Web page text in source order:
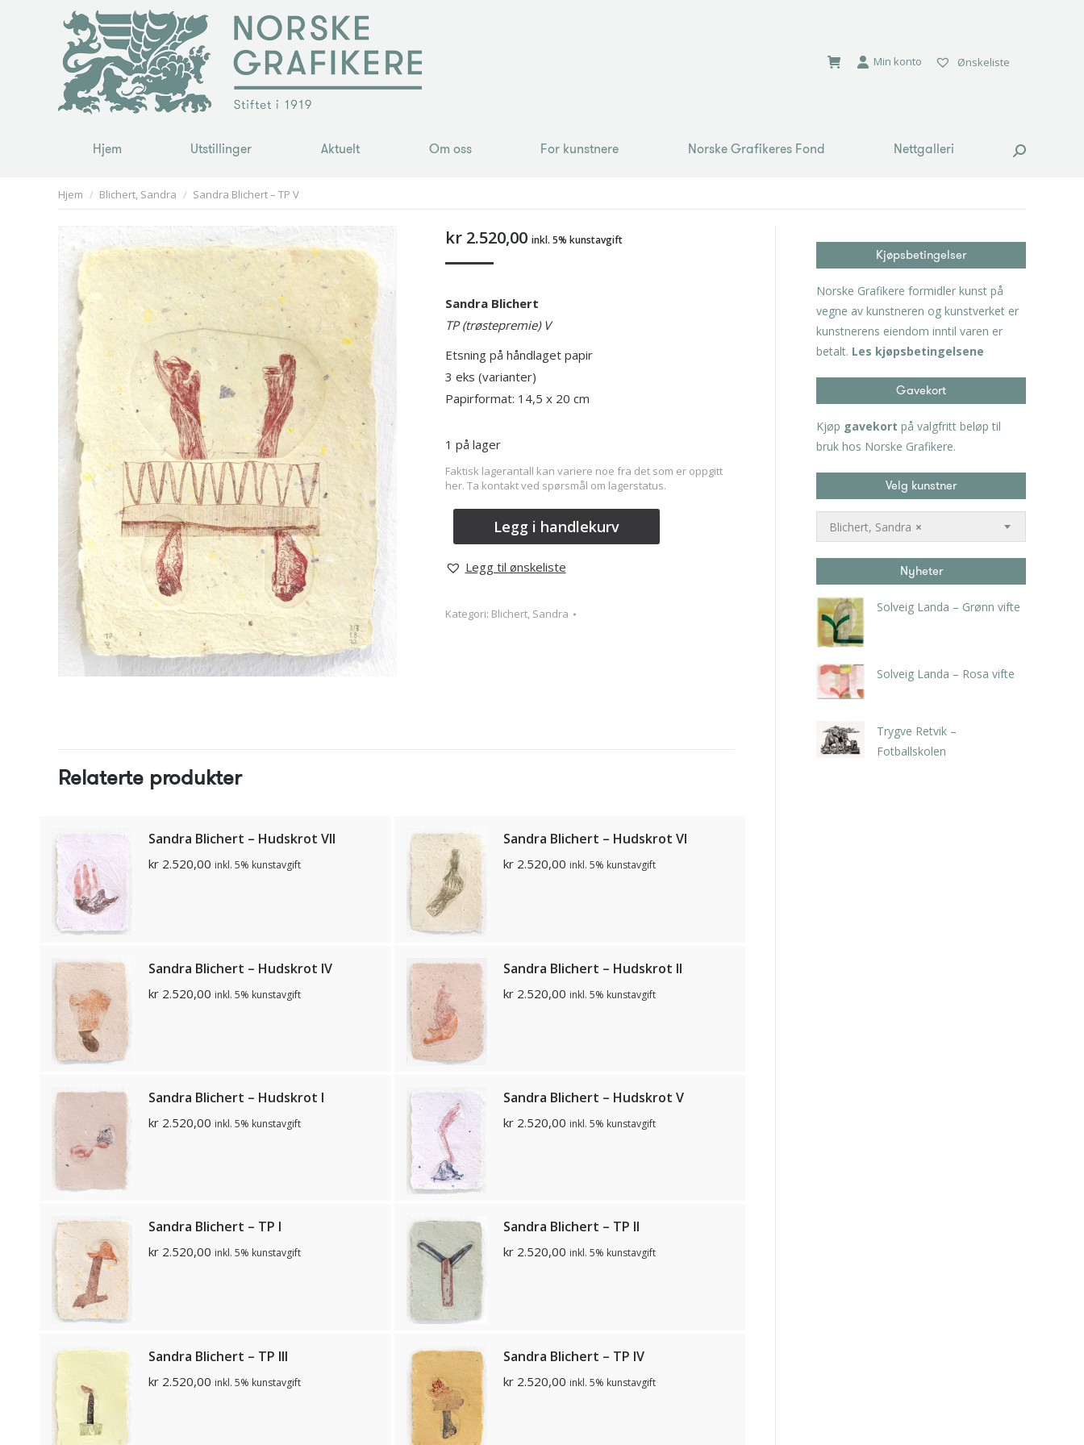
Min konto Ønskeliste
Hjem Utstillinger Aktuelt Om oss For kunstnere Norske Grafikeres Fond Nettgalleri Search:
You are here:
Hjem Blichert, Sandra Sandra Blichert – TP V
kr2.520,00 inkl. 5% kunstavgift
Sandra Blichert
TP (trøstepremie) V
Etsning på håndlaget papir
3 eks (varianter)
Papirformat: 14,5 x 20 cm
1 på lager
Faktisk lagerantall kan variere noe fra det som er oppgitt
her. Ta kontakt ved spørsmål om lagerstatus.
Legg i handlekurv
Legg til ønskeliste
Kategori: Blichert, Sandra
Relaterte produkter
Sandra Blichert – Hudskrot VII
kr 2.520,00 inkl. 5% kunstavgift
Sandra Blichert – Hudskrot VI
kr2.520,00 inkl. 5% kunstavgift
Sandra Blichert – Hudskrot IV
kr 2.520,00 inkl. 5% kunstavgift
Sandra Blichert – Hudskrot II
kr2.520,00 inkl. 5% kunstavgift
Sandra Blichert – Hudskrot I
kr 2.520,00 inkl. 5% kunstavgift
Sandra Blichert – Hudskrot V
kr2.520,00 inkl. 5% kunstavgift
Sandra Blichert – TP I
kr 2.520,00 inkl. 5% kunstavgift
Sandra Blichert – TP II
kr2.520,00 inkl. 5% kunstavgift
Sandra Blichert – TP III
kr 2.520,00 inkl. 5% kunstavgift
Sandra Blichert – TP IV
kr2.520,00 inkl. 5% kunstavgift
Kjøpsbetingelser
Norske Grafikere formidler kunst på
vegne av kunstneren og kunstverket er
kunstnerens eiendom inntil varen er
betalt. Les kjøpsbetingelsene
Gavekort
Kjøp gavekort på valgfritt beløp til
bruk hos Norske Grafikere.
Velg kunstner
×
Blichert, Sandra
Nyheter
Solveig Landa – Grønn vifte
Solveig Landa – Rosa vifte
Trygve Retvik –
Fotballskolen
Hjem Utstillinger Aktuelt